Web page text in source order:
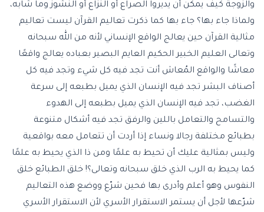
والزوجة كيف يمكن أن يديروا الصراع أو النزاع أو النشوز وما شابه،
ولماذا جاء بها؟ جاء بها كما ذكرت تعاليم القرآن ليست تعاليم
مثالية القرآن حين يعالج الواقع الإنساني لأنه من الله سبحانه
وتعالى العليم الخبير الحكيم العايم البصير بعباده يعالج واقعًا
معاشًا والواقع المُعاش أنت تجد فيه كل شيء وتجد فيه كل
أصناف البشر تجد فيه الإنسان الذي يميل بطبعه إلى سرعة
الغضب، تجد فيه الإنسان الذي يميل بطبعه إلى الهدوء
والتسامح والتعامل باللين والرفق تجد فيه أشكال متنوعة
بطبائع مختلفة رجالا ونساء إذا أردت أن تتعامل معه بواقعية
وليس بمثالية عليك أن تحيط به علمًا ومن ذا الذي يحيط به علمًا
كما يحيط به الرب الذي خلق سبحانه وتعالى؟! خلق الطبائع خلق
النفوس وهو أعلم وأدرى بها فحين شرّع ووضع هذه التعاليم
شرّعها لأجل أن يستمر الاستقرار الأسري لأن الاستقرار الأسري